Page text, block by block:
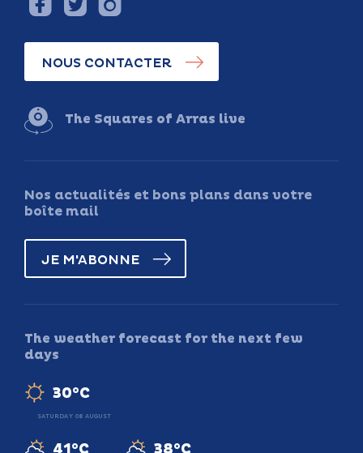
NOUS CONTACTER
The Squares of Arras live
Nos actualités et bons plans dans votre
boîte mail
JE M'ABONNE
The weather forecast for the next few
days
30°C
SATURDAY 08 AUGUST